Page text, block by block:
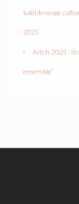
kaléidoscope
2025
Artch 2025 :
ensemble”